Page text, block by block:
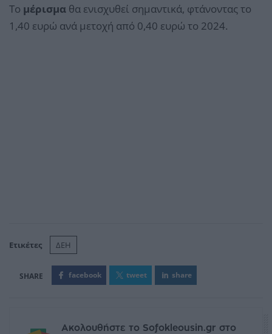
Το μέρισμα θα ενισχυθεί σημαντικά, φτάνοντας το
1,40 ευρώ ανά μετοχή από 0,40 ευρώ το 2024.
Ετικέτες ΔΕΗ
facebook tweet share
Ακολουθήστε το Sofokleousin.gr στο